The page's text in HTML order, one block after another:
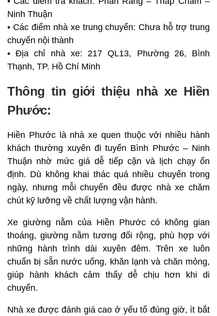
Ninh Thuận
• Các điểm nhà xe trung chuyển: Chưa hỗ trợ trung
chuyển nội thành
• Địa chỉ nhà xe: 217 QL13, Phường 26, Bình
Thạnh, TP. Hồ Chí Minh
Thông tin giới thiệu nhà xe Hiền
Phước:
Hiền Phước là nhà xe quen thuộc với nhiều hành
khách thường xuyên đi tuyến Bình Phước – Ninh
Thuận nhờ mức giá dễ tiếp cận và lịch chạy ổn
định. Dù không khai thác quá nhiều chuyến trong
ngày, nhưng mỗi chuyến đều được nhà xe chăm
chút kỹ lưỡng về chất lượng vận hành.
Xe giường nằm của Hiền Phước có không gian
thoáng, giường nằm tương đối rộng, phù hợp với
những hành trình dài xuyên đêm. Trên xe luôn
chuẩn bị sẵn nước uống, khăn lạnh và chăn mỏng,
giúp hành khách cảm thấy dễ chịu hơn khi di
chuyển.
Nhà xe được đánh giá cao ở yếu tố đúng giờ, ít bắt